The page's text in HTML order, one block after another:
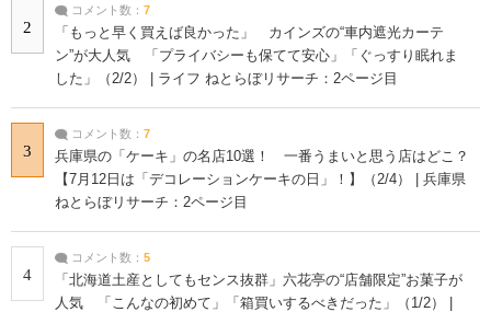
2
コメント数： 7
「もっと早く買えば良かった」 カインズの“車内遮光カーテ
ン”が大人気 「プライバシーも保てて安心」「ぐっすり眠れま
した」（2/2） | ライフ ねとらぼリサーチ：2ページ目
3
コメント数： 7
兵庫県の「ケーキ」の名店10選！ 一番うまいと思う店はどこ？
【7月12日は「デコレーションケーキの日」！】（2/4） | 兵庫県
ねとらぼリサーチ：2ページ目
4
コメント数： 5
「北海道土産としてもセンス抜群」六花亭の“店舗限定”お菓子が
人気 「こんなの初めて」「箱買いするべきだった」（1/2） |